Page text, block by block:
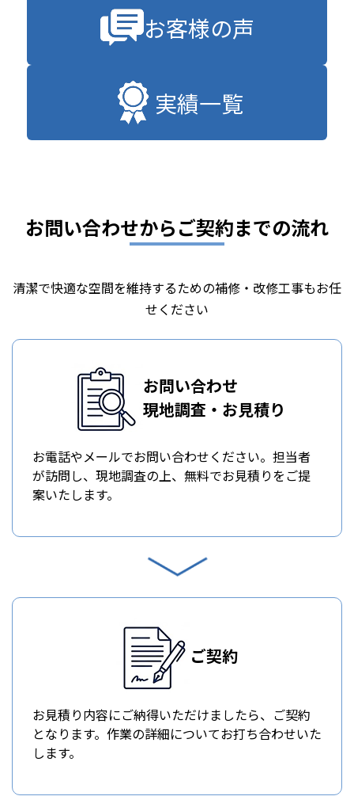
お客様の声
実績一覧
お問い合わせからご契約までの流れ
清潔で快適な空間を維持するための補修・改修工事もお任
せください
お問い合わせ
現地調査・お見積り
お電話やメールでお問い合わせください。担当者
が訪問し、現地調査の上、無料でお見積りをご提
案いたします。
ご契約
お見積り内容にご納得いただけましたら、ご契約
となります。作業の詳細についてお打ち合わせいた
します。